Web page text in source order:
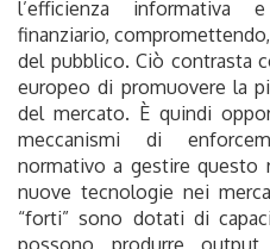
l’efficienza informativa
finanziario,
del pubblico. Ciò contrasta
europeo di promuovere la
del mercato. È quindi
meccanismi di
normativo a gestire questo
nuove tecnologie nei
“forti” sono dotati di
possono produrre